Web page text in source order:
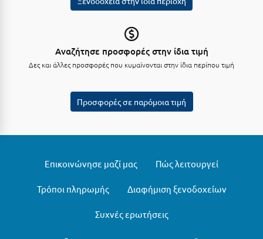
Σκαφιδιά Ηλείας
Αναζήτησε προσφορές στην ίδια τιμή
Δες και άλλες προσφορές που κυμαίνονται στην ίδια περίπου τιμή
Προσφορές σε παρόμοια τιμή
Επικοινώνησε μαζί μας Πώς λειτουργεί
Τρόποι πληρωμής Διαφήμιση ξενοδοχείων
Συχνές ερωτήσεις